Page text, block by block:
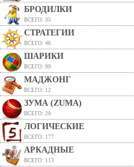
БРОДИЛКИ
ВСЕГО: 35
СТРАТЕГИИ
ВСЕГО: 46
ШАРИКИ
ВСЕГО: 99
МАДЖОНГ
ВСЕГО: 12
ЗУМА (ZUMA)
ВСЕГО: 20
ЛОГИЧЕСКИЕ
ВСЕГО: 177
АРКАДНЫЕ
ВСЕГО: 113